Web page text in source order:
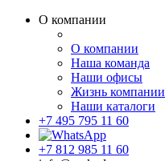
О компании
О компании
Наша команда
Наши офисы
Жизнь компании
Наши каталоги
+7 495 795 11 60
+7 812 985 11 60